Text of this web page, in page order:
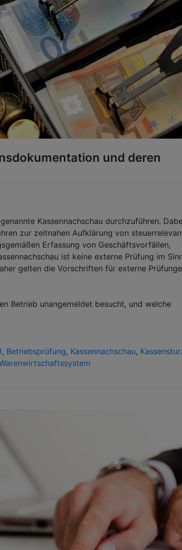
und deren
Kassennachschau durchzuführen.
zur zeitnahen Aufklärung von
Erfassung von Geschäftsvorfällen,
ist keine externe Prüfung im
gelten die Vorschriften für externe
Betrieb unangemeldet besucht, und welche
, Betriebsprüfung, Kassennachschau,